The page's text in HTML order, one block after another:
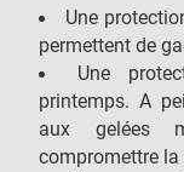
Une
permettent de
Une
printemps. A
aux gelées
compromettre